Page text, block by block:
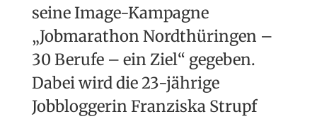
seine Image-Kampagne
„Jobmarathon Nordthüringen –
30 Berufe – ein Ziel“ gegeben.
Dabei wird die 23-jährige
Jobbloggerin Franziska Strupf